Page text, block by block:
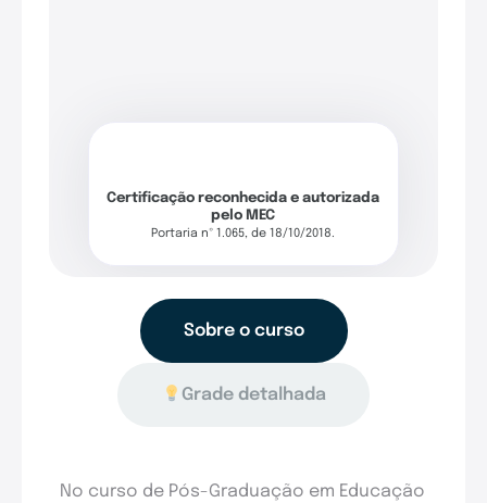
Certificação reconhecida e autorizada
pelo MEC
Portaria nº 1.065, de 18/10/2018.
Sobre o curso
Grade detalhada
No curso de Pós-Graduação em Educação